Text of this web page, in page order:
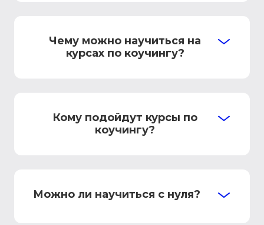
Чему можно научиться на
курсах по коучингу?
Кому подойдут курсы по
коучингу?
Можно ли научиться с нуля?